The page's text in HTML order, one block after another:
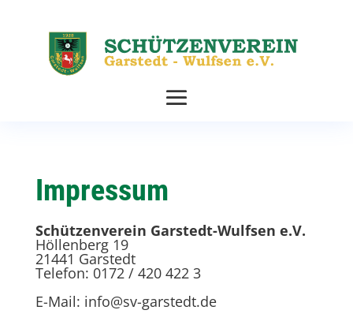
Impressum
Schützenverein Garstedt-Wulfsen e.V.
Höllenberg 19
21441 Garstedt
Telefon: 0172 / 420 422 3
E-Mail: info@sv-garstedt.de